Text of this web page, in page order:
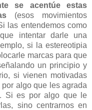
se acentúe estas
(esos movimientos
las entendemos como
intentar darle una
si la estereotipia
marcas para que
un principio y
si vienen motivadas
algo que les agrada
Si es por algo que le
sino centrarnos en